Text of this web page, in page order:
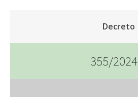
Decreto
355/2024